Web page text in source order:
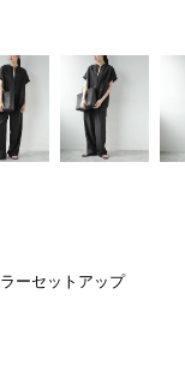
ーセットアップ